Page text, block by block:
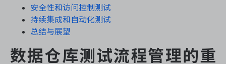
DevOps
安全性和访问控制测试
持续集成和自动化测试
总结与展望
数据仓库测试流程管理的重